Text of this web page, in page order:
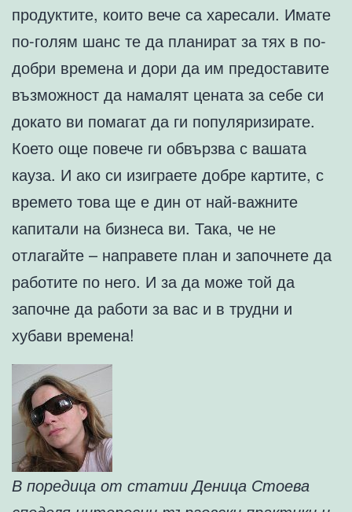
продуктите, които вече са харесали. Имате
по-голям шанс те да планират за тях в по-
добри времена и дори да им предоставите
възможност да намалят цената за себе си
докато ви помагат да ги популяризирате.
Което още повече ги обвързва с вашата
кауза. И ако си изиграете добре картите, с
времето това ще е дин от най-важните
капитали на бизнеса ви. Така, че не
отлагайте – направете план и започнете да
работите по него. И за да може той да
започне да работи за вас и в трудни и
хубави времена!
В поредица от статии Деница Стоева